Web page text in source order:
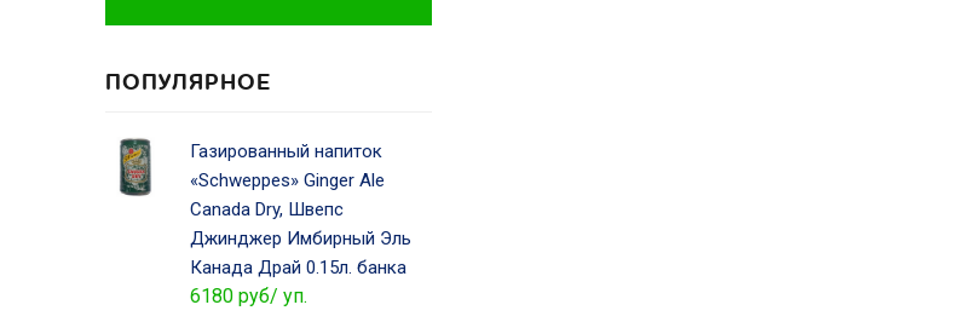
ПОПУЛЯРНОЕ
Газированный напиток
«Schweppes» Ginger Ale
Canada Dry, Швепс
Джинджер Имбирный Эль
Канада Драй 0.15л. банка
6180 руб/ уп.